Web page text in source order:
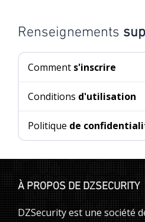
Renseignements
Comment s'inscrire
Conditions d'utilisation
Politique de
À PROPOS DE DZSECURITY
DZSecurity est une société